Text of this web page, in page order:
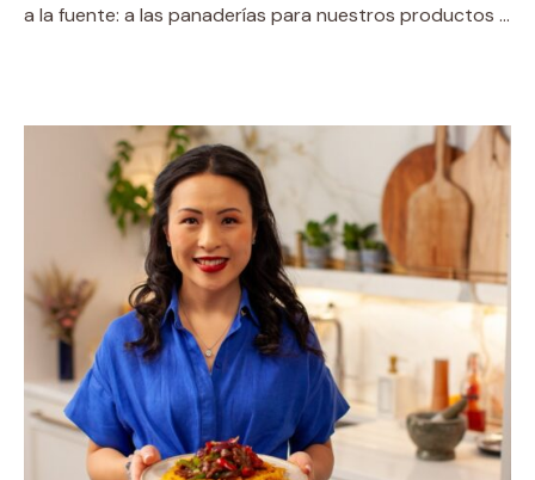
a la fuente: a las panaderías para nuestros productos …